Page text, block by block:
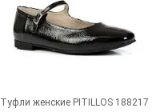
Туфли женские PITILLOS 188217